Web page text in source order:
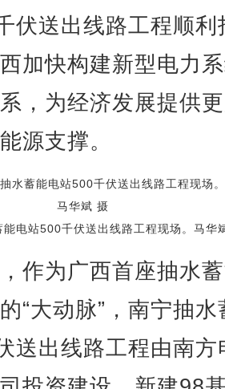
伏送出线路工程顺利
加快构建新型电力
，为经济发展提供
源支撑。
能电站500千伏送出线路工程现场。马华
为广西首座抽水
“大动脉”，南宁抽水
送出线路工程由南方